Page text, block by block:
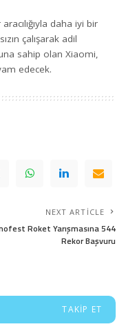
daha iyi bir
çalışarak adil
sahip olan Xiaomi,
edecek.
NEXT ARTICLE
Roket Yarışmasına 544
Rekor Başvuru
TAKIP ET